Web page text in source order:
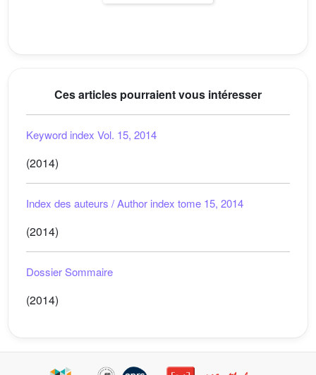
Ces articles pourraient vous intéresser
Keyword index Vol. 15, 2014
(2014)
Index des auteurs / Author index tome 15, 2014
(2014)
Dossier Sommaire
(2014)